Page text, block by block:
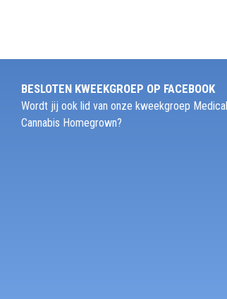
BESLOTEN KWEEKGROEP OP FACEBOOK
Wordt jij ook lid van onze kweekgroep Medical
Cannabis Homegrown?